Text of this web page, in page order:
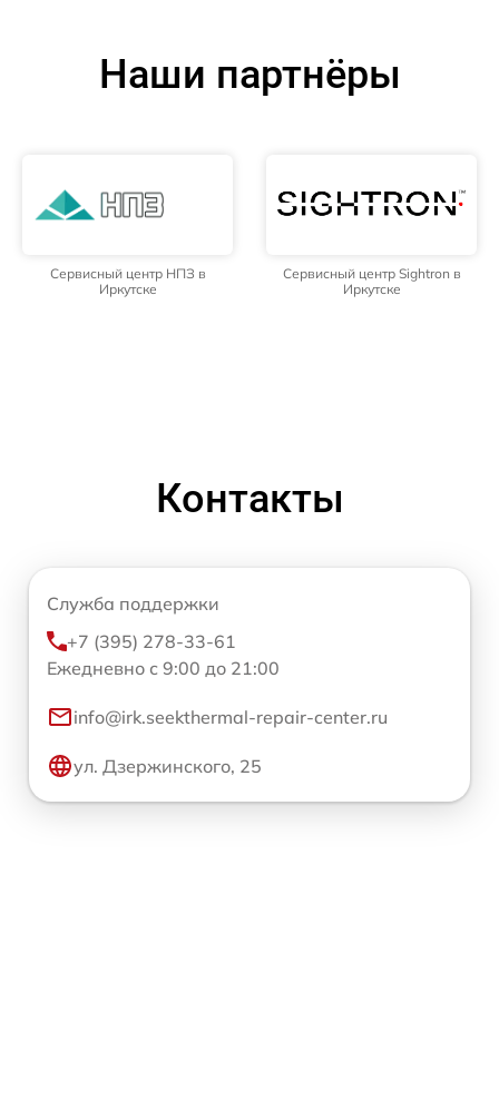
Наши партнёры
Сервисный центр НПЗ в
Иркутске
Сервисный центр Sightron в
Иркутске
Контакты
Служба поддержки
+7 (395) 278-33-61
Ежедневно с 9:00 до 21:00
info@irk.seekthermal-repair-center.ru
ул. Дзержинского, 25